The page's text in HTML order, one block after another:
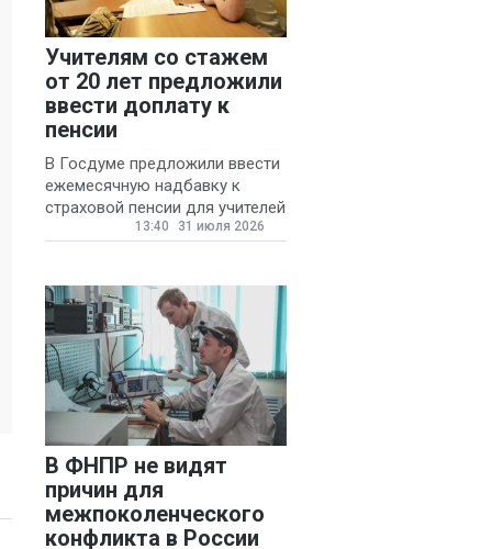
Учителям со стажем
от 20 лет предложили
ввести доплату к
пенсии
В Госдуме предложили ввести
ежемесячную надбавку к
страховой пенсии для учителей
государственных и
13:40 31 июля 2026
В ФНПР не видят
причин для
межпоколенческого
конфликта в России